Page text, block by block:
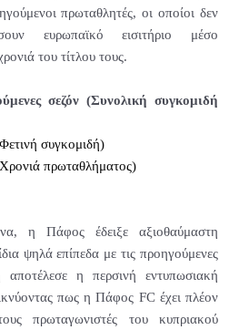
πρωταθλητές, οι οποίοι δεν
ευρωπαϊκό εισιτήριο μέσο
του τίτλου τους.
σεζόν (Συνολική συγκομιδή
συγκομιδή)
πρωταθλήματος)
η Πάφος έδειξε αξιοθαύμαστη
ψηλά επίπεδα με τις προηγούμενες
αποτέλεσε η περσινή εντυπωσιακή
πως η Πάφος FC έχει πλέον
πρωταγωνιστές του κυπριακού